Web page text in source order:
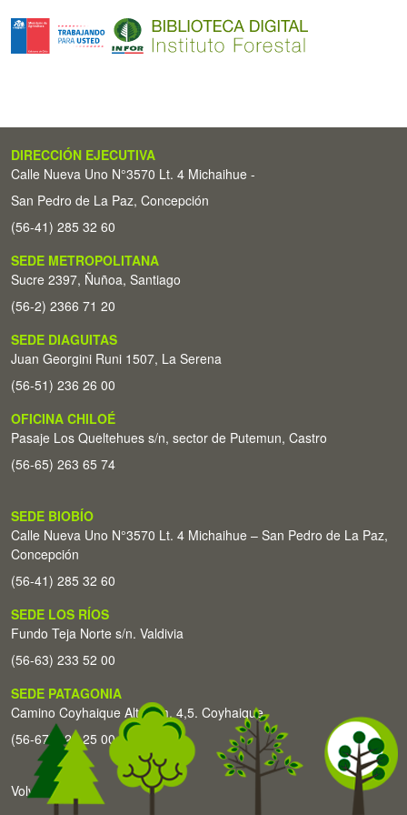
DIRECCIÓN EJECUTIVA
Calle Nueva Uno N°3570 Lt. 4 Michaihue -
San Pedro de La Paz, Concepción
(56-41) 285 32 60
SEDE METROPOLITANA
Sucre 2397, Ñuñoa, Santiago
(56-2) 2366 71 20
SEDE DIAGUITAS
Juan Georgini Runi 1507, La Serena
(56-51) 236 26 00
OFICINA CHILOÉ
Pasaje Los Queltehues s/n, sector de Putemun, Castro
(56-65) 263 65 74
SEDE BIOBÍO
Calle Nueva Uno N°3570 Lt. 4 Michaihue – San Pedro de La Paz,
Concepción
(56-41) 285 32 60
SEDE LOS RÍOS
Fundo Teja Norte s/n. Valdivia
(56-63) 233 52 00
SEDE PATAGONIA
Camino Coyhaique Alto Km. 4,5. Coyhaique
(56-67) 226 25 00
Volver arriba